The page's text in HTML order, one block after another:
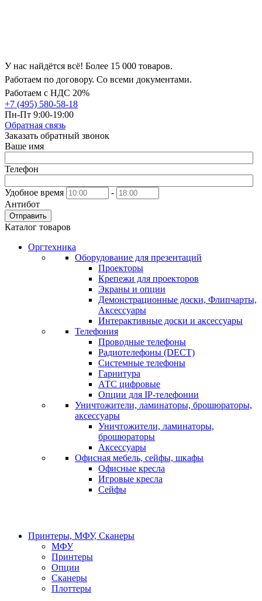
У нас найдётся всё! Более 15 000 товаров.
Работаем по договору. Со всеми документами.
Работаем с НДС 20%
+7 (495) 580-58-18
Пн-Пт 9:00-19:00
Обратная связь
Заказать обратный звонок
Ваше имя
Телефон
Удобное время
-
Антибот
Отправить
Каталог товаров
Оргтехника
Оборудование для презентаций
Проекторы
Крепежи для проекторов
Экраны и опции
Демонстрационные доски, Флипчарты,
Аксессуары
Интерактивные доски и аксессуары
Телефония
Проводные телефоны
Радиотелефоны (DECT)
Системные телефоны
Гарнитура
АТС цифровые
Опции для IP-телефонии
Уничтожители, ламинаторы, брошюраторы,
аксессуары
Уничтожители, ламинаторы,
брошюраторы
Аксессуары
Офисная мебель, сейфы, шкафы
Офисные кресла
Игровые кресла
Сейфы
Принтеры, МФУ, Сканеры
МФУ
Принтеры
Опции
Сканеры
Плоттеры